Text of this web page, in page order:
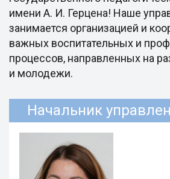
имени А. И. Герцена! Наше
занимается организацией и
важных воспитательных и
процессов, направленных на
и молодежи.
Начальник